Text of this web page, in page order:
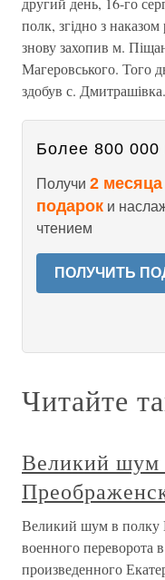
полк, згідно з
знову захопив м.
Магеровського. Того
здобув с. Дмитрашівка.
Более 800 000
Получи 2
подарок и
чтением
ПОЛУЧИТЬ
Читайте
Великий шум
Великий шум в полку
военного переворота
произведенного